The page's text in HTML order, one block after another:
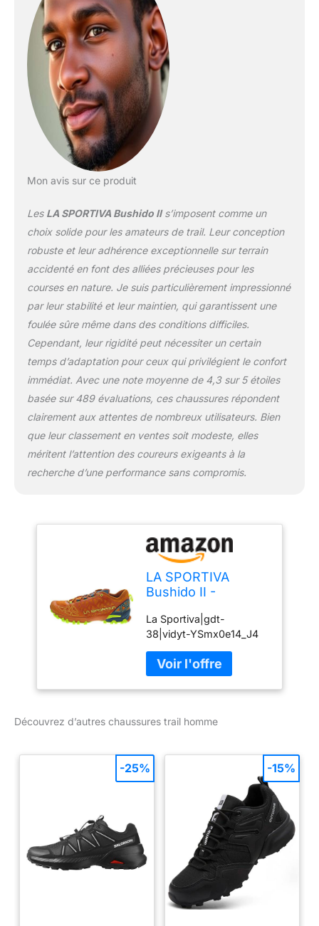
Mon avis sur ce produit
Les LA SPORTIVA Bushido IIs’imposent comme un
choix solide pour les amateurs de trail. Leur conception
robuste et leur adhérence exceptionnelle sur terrain
accidenté en font des alliées précieuses pour les
courses en nature. Je suis particulièrement impressionné
par leur stabilité et leur maintien, qui garantissent une
foulée sûre même dans des conditions difficiles.
Cependant, leur rigidité peut nécessiter un certain
temps d’adaptation pour ceux qui privilégient le confort
immédiat. Avec une note moyenne de 4,3 sur 5 étoiles
basée sur 489 évaluations, ces chaussures répondent
clairement aux attentes de nombreux utilisateurs. Bien
que leur classement en ventes soit modeste, elles
méritent l’attention des coureurs exigeants à la
recherche d’une performance sans compromis.
LA SPORTIVA
Bushido II -
Homme
La Sportiva|gdt-
38|vidyt-YSmx0e14_J4
Découvrez d’autres chaussures trail homme
-25% -15%